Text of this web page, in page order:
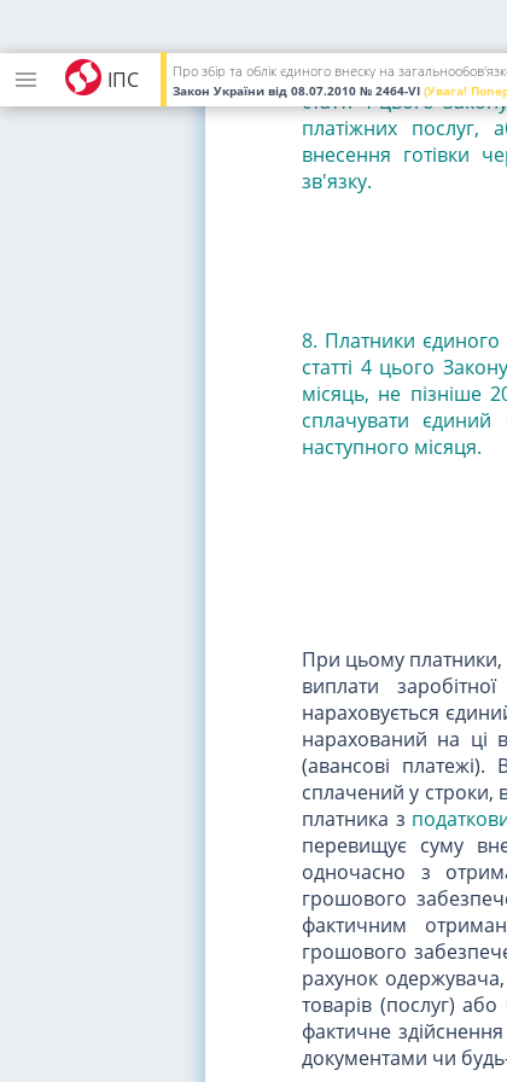
ІПС Про збір та облік єдиного внеску на
Закон України від 08.07.2010 № 2464-VI (Увага!
рахунку,
рахунок. Платники,
статті 4 цього
платіжних послуг,
внесення готівки
зв'язку.
8. Платники єдиного
статті 4 цього
місяць, не пізніше
сплачувати
наступного місяця.
При цьому платники,
виплати
нараховується
нарахований на ці
(авансові
сплачений у строки,
платника з
перевищує суму
одночасно з
грошового
фактичним
грошового
рахунок
товарів (послуг)
фактичне
документами чи